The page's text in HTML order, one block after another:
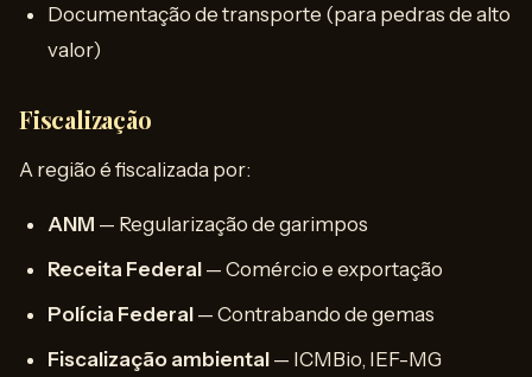
Documentação de transporte (para pedras de alto
valor)
Fiscalização
A região é fiscalizada por:
ANM — Regularização de garimpos
Receita Federal — Comércio e exportação
Polícia Federal — Contrabando de gemas
Fiscalização ambiental — ICMBio, IEF-MG